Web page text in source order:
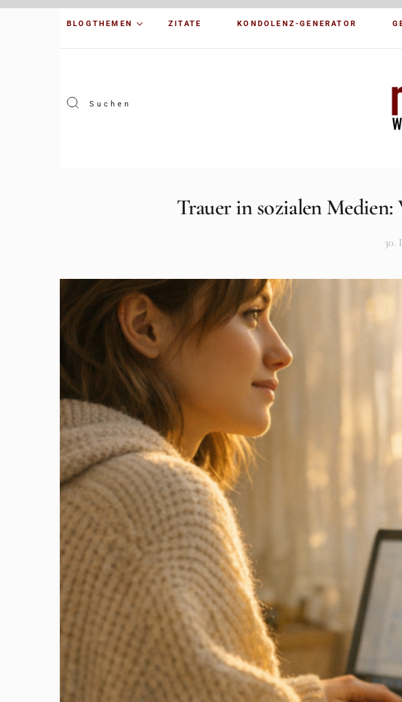
BLOGTHEMEN ZITATE KONDOLENZ-GENERATOR
Trauer in sozialen
30.